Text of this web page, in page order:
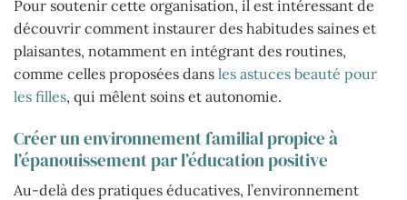
Pour soutenir cette organisation, il est intéressant de
découvrir comment instaurer des habitudes saines et
plaisantes, notamment en intégrant des routines,
comme celles proposées dans les astuces beauté pour
les filles, qui mêlent soins et autonomie.
Créer un environnement familial propice à
l’épanouissement par l’éducation positive
Au-delà des pratiques éducatives, l’environnement